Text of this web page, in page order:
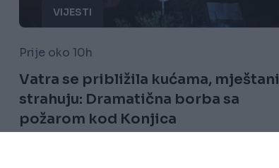
VIJESTI
Prije oko 10h
Vatra se približila kućama, mještani
strahuju: Dramatična borba sa
požarom kod Konjica